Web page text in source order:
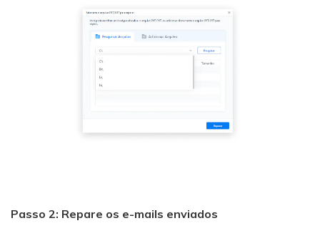
Passo 2: Repare os e-mails enviados